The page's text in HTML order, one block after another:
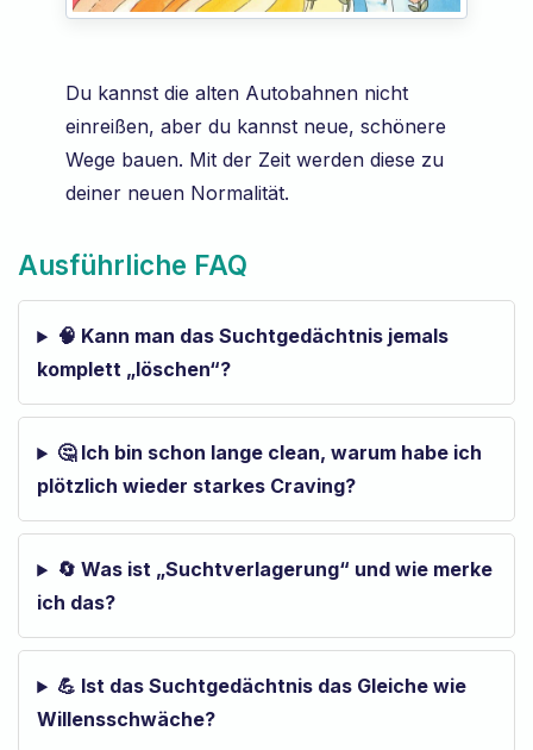
Du kannst die alten Autobahnen nicht
einreißen, aber du kannst neue, schönere
Wege bauen. Mit der Zeit werden diese zu
deiner neuen Normalität.
Ausführliche FAQ
🧠 Kann man das Suchtgedächtnis jemals
komplett „löschen“?
🤔 Ich bin schon lange clean, warum habe ich
plötzlich wieder starkes Craving?
🔄 Was ist „Suchtverlagerung“ und wie merke
ich das?
💪 Ist das Suchtgedächtnis das Gleiche wie
Willensschwäche?